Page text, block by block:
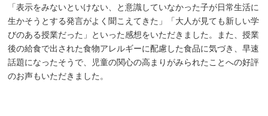
「表示をみないといけない、と意識していなかった子が日常生活に
生かそうとする発言がよく聞こえてきた」「大人が見ても新しい学
びのある授業だった」といった感想をいただきました。また、授業
後の給食で出された食物アレルギーに配慮した食品に気づき、早速
話題になったそうで、児童の関心の高まりがみられたことへの好評
のお声もいただきました。